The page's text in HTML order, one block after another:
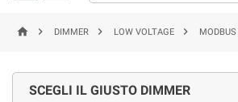
  DIMMER  LOW VOLTAGE  MODBUS
SCEGLI IL GIUSTO DIMMER